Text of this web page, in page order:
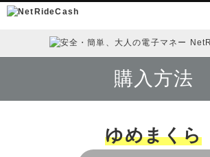
購入方法
ゆめまくら